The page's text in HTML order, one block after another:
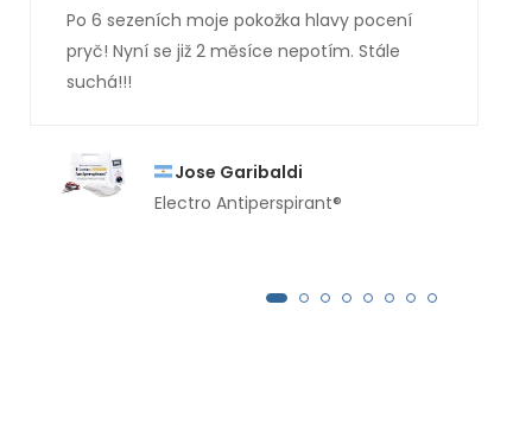
Po 6 sezeních moje pokožka hlavy pocení
pryč! Nyní se již 2 měsíce nepotím. Stále
suchá!!!
Jose Garibaldi
Electro Antiperspirant®